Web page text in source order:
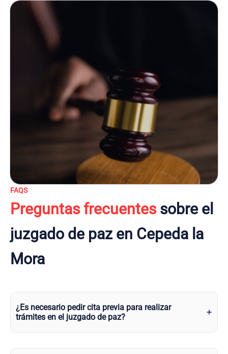
FAQS
Preguntas frecuentessobre el
juzgado de paz en Cepeda la
Mora
¿Es necesario pedir cita previa para realizar
trámites en el juzgado de paz?